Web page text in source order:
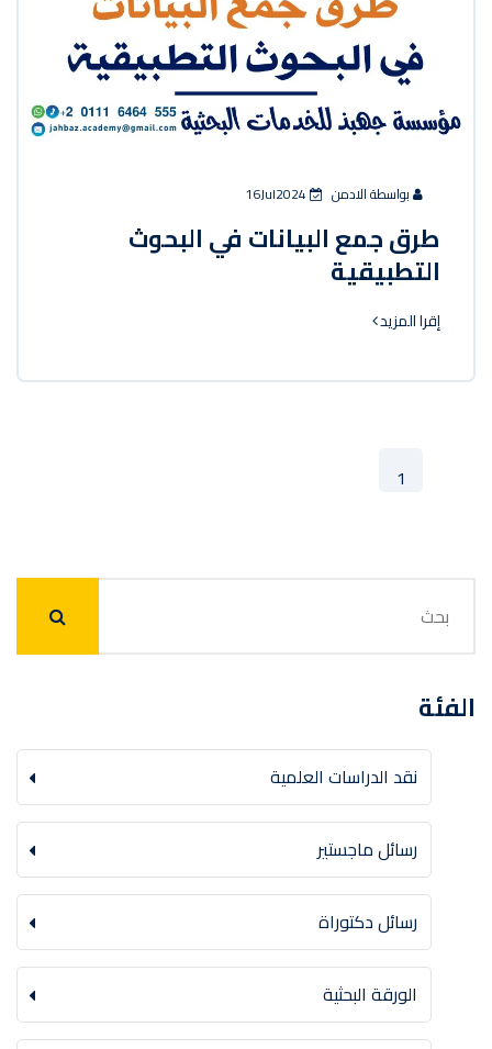
بواسطة الادمن
طرق جمع البيانات في البحوث
التطبيقية
إقرا المزيد
1
الفئة
نقد الدراسات العلمية
رسائل ماجستير
رسائل دكتوراة
الورقة البحثية